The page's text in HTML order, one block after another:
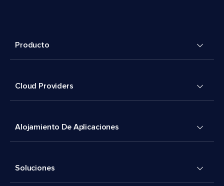
Producto
Cloud Providers
Alojamiento De Aplicaciones
Soluciones